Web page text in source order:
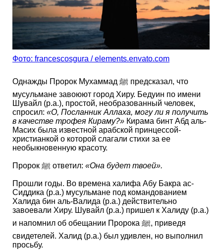
Фото: francescosgura / elements.envato.com
Однажды Пророк Мухаммад ﷺ предсказал, что
мусульмане завоюют город Хиру. Бедуин по имени
Шувайл (р.а.), простой, необразованный человек,
спросил: «О, Посланник Аллаха, могу ли я получить
в качестве трофея Кираму?» Кирама бинт Абд аль-
Масих была известной арабской принцессой-
христианкой о которой слагали стихи за ее
необыкновенную красоту.
Пророк ﷺ ответил: «Она будет твоей».
Прошли годы. Во времена халифа Абу Бакра ас-
Сиддика (р.а.) мусульмане под командованием
Халида бин аль-Валида (р.а.) действительно
завоевали Хиру. Шувайл (р.а.) пришел к Халиду (р.а.)
и напомнил об обещании Пророка ﷺ, приведя
свидетелей. Халид (р.а.) был удивлен, но выполнил
просьбу.